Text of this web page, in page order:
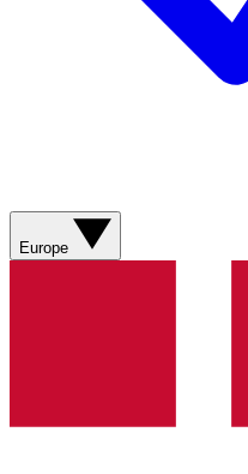
Europe